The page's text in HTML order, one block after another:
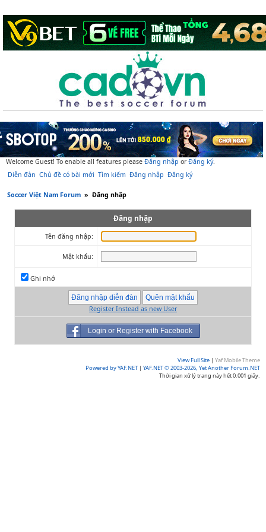
Welcome Guest! To enable all features please Đăng nhập orĐăng ký.
Diễn đàn Chủ đề có bài mới Tìm kiếm Đăng nhập Đăng ký
Soccer Việt Nam Forum » Đăng nhập
Đăng nhập
Tên đăng nhập:
Mật khẩu:
Ghi nhớ
Register Instead as new User
Login or Register with Facebook
View Full Site | Yaf Mobile Theme
Powered by YAF.NET | YAF.NET © 2003-2026, Yet Another Forum.NET
Thời gian xử lý trang này hết 0.001 giây.